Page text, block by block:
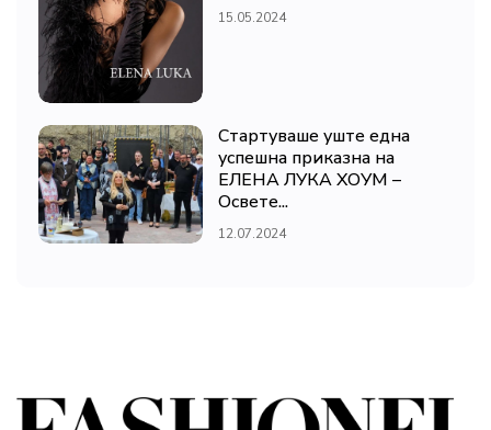
15.05.2024
Стартуваше уште една
успешна приказна на
ЕЛЕНА ЛУКА ХОУМ –
Освете...
12.07.2024